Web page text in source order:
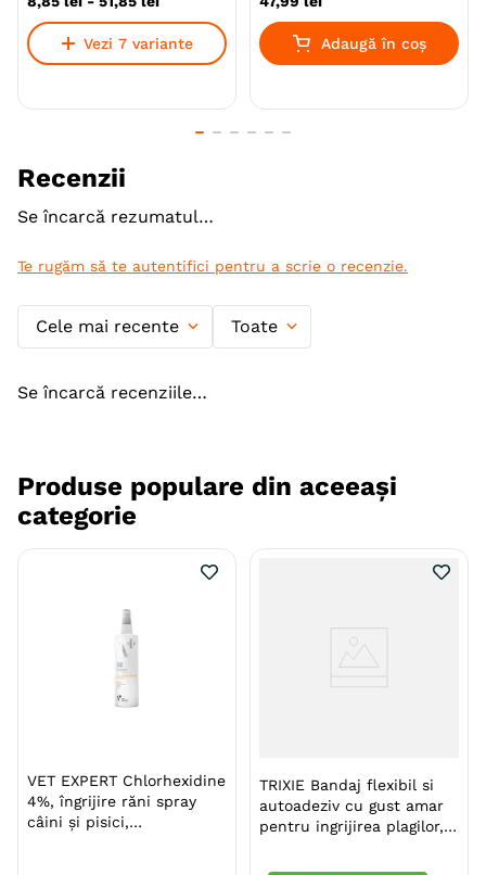
Specie Caini Pisici
Talie Toy (XS) Mica (S)
Giant (XL)
Tip Produs
Material Poliester
Vezi 7 variante Adaugă în coș
Recenzii
Se încarcă rezumatul…
Te rugăm să te autentifici pentru a scrie o recenzie.
Cele mai recente Toate
Se încarcă recenziile…
Produse populare din aceeași
categorie
VET EXPERT Chlorhexidine
4%, îngrijire răni spray
câini și pisici,
TRIXIE Bandaj flexibil si
autoadeziv cu gust amar
pentru ingrijirea plagilor,